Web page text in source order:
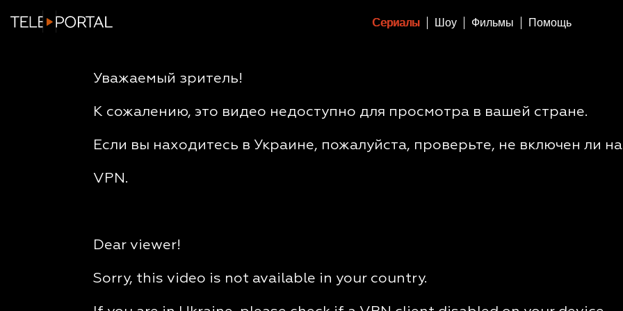
Сериалы Шоу Фильмы Помощь